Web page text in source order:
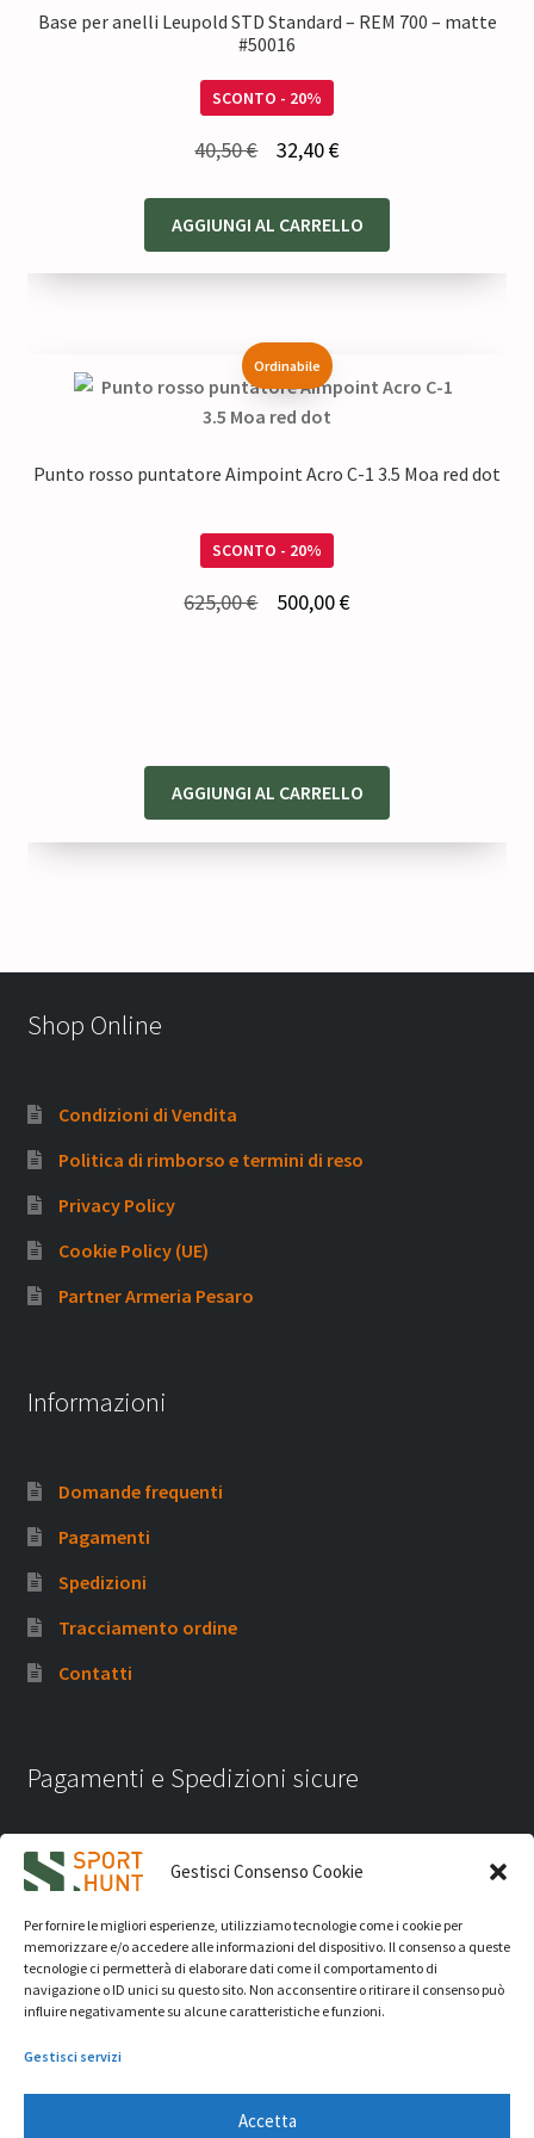
Gestisci Consenso Cookie
Per fornire le migliori esperienze, utilizziamo tecnologie come i cookie per
memorizzare e/o accedere alle informazioni del dispositivo. Il consenso a queste
tecnologie ci permetterà di elaborare dati come il comportamento di
navigazione o ID unici su questo sito. Non acconsentire o ritirare il consenso può
influire negativamente su alcune caratteristiche e funzioni.
Gestisci servizi
Accetta
Base per anelli Leupold STD Standard – REM 700 – matte
#50016
SCONTO - 20%
40,50€
originale
era:
32,40€Il
attuale
è:
AGGIUNGI AL CARRELLO
Ordinabile
Punto rosso puntatore Aimpoint Acro C-1 3.5 Moa red dot
SCONTO - 20%
625,00€ 500,00€Il
AGGIUNGI AL CARRELLO
Shop Online
Condizioni di Vendita
Politica di rimborso e termini di reso
Privacy Policy
Cookie Policy (UE)
Partner Armeria Pesaro
Informazioni
Domande frequenti
Pagamenti
Spedizioni
Tracciamento ordine
Contatti
Pagamenti e Spedizioni sicure